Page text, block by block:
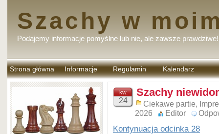
Szachy w
Podajemy informacje pomyślne lub nie, ale zawsze prawdziwe!
Strona główna Informacje Regulamin
komentarzy
Kalendarz
kw.
24
Szachy
Ciekawe partie,
2026
Editor
Kontynuacja odcinka 28